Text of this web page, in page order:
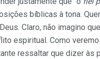
bíblicas à tona.
Claro, não imagino
espiritual. Como
ressaltar que dizer